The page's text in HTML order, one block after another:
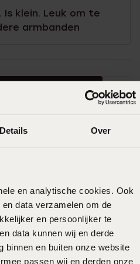
Details Over
en analytische cookies. Ook
data verzamelen om de
en persoonlijker te
data kunnen wij en derde
binnen en buiten onze website
passen wij en derden onze
Is klein. Leuk om te
armbanden